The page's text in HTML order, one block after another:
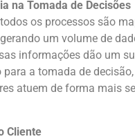
na Tomada de Decisões
todos os processos são
um volume de
informações dão um
para a tomada de
atuem de forma mais
Cliente